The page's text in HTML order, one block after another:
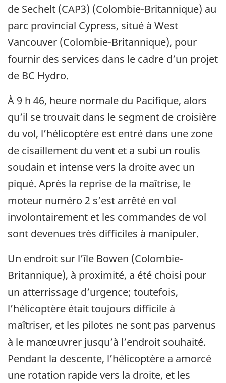
de Sechelt (CAP3) (Colombie-Britannique) au
parc provincial Cypress, situé à West
Vancouver (Colombie-Britannique), pour
fournir des services dans le cadre d’un projet
de BC Hydro.
À 9 h 46, heure normale du Pacifique, alors
qu’il se trouvait dans le segment de croisière
du vol, l’hélicoptère est entré dans une zone
de cisaillement du vent et a subi un roulis
soudain et intense vers la droite avec un
piqué. Après la reprise de la maîtrise, le
moteur numéro 2 s’est arrêté en vol
involontairement et les commandes de vol
sont devenues très difficiles à manipuler.
Un endroit sur l’île Bowen (Colombie-
Britannique), à proximité, a été choisi pour
un atterrissage d’urgence; toutefois,
l’hélicoptère était toujours difficile à
maîtriser, et les pilotes ne sont pas parvenus
à le manœuvrer jusqu’à l’endroit souhaité.
Pendant la descente, l’hélicoptère a amorcé
une rotation rapide vers la droite, et les